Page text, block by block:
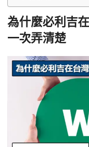
為什麼必利吉
一次弄清楚